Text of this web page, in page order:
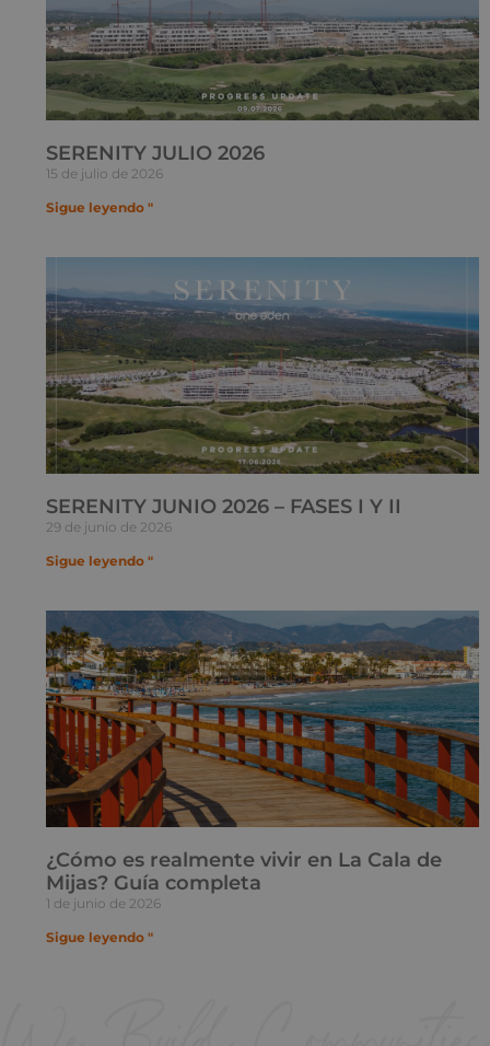
SERENITY JULIO 2026
15 de julio de 2026
Sigue leyendo "
SERENITY JUNIO 2026 – FASES I Y II
29 de junio de 2026
Sigue leyendo "
¿Cómo es realmente vivir en La Cala de
Mijas? Guía completa
1 de junio de 2026
Sigue leyendo "